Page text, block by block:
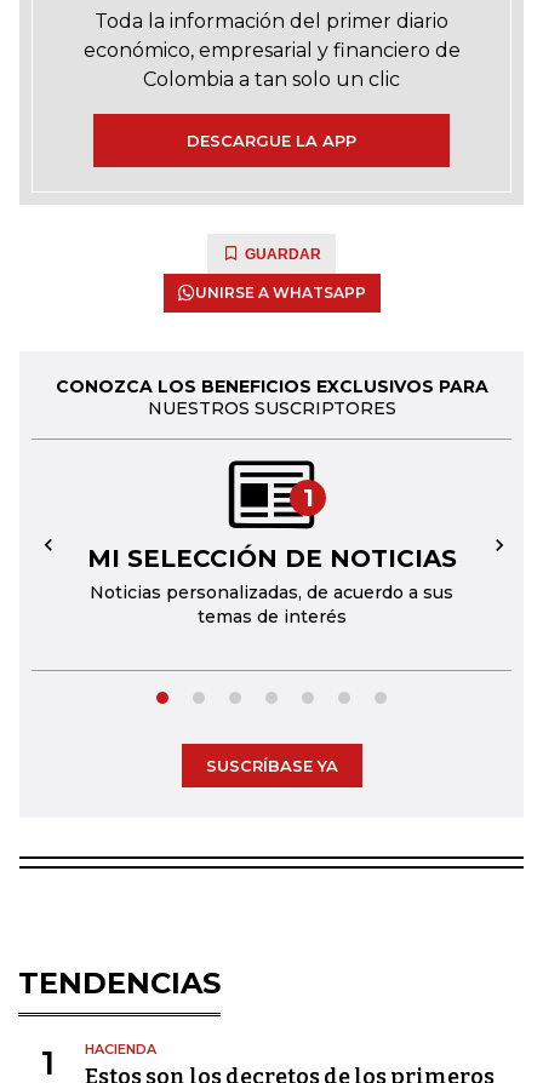
Toda la información del primer diario
económico, empresarial y financiero de
Colombia a tan solo un clic
DESCARGUE LA APP
GUARDAR
UNIRSE A WHATSAPP
CONOZCA LOS BENEFICIOS EXCLUSIVOS PARA
NUESTROS SUSCRIPTORES
1
MI SELECCIÓN DE NOTICIAS
Noticias personalizadas, de acuerdo a sus
temas de interés
← →
SUSCRÍBASE YA
TENDENCIAS
1 HACIENDA
Estos son los decretos de los primeros